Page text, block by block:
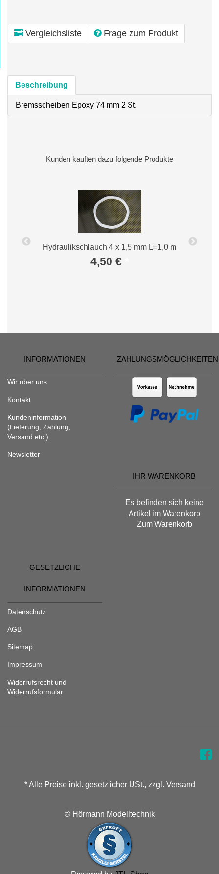
Vergleichsliste Frage zum Produkt
Beschreibung
Bremsscheiben Epoxy 74 mm 2 St.
Kunden kauften dazu folgende Produkte
Hydraulikschlauch 4 x 1,5 mm L=1,0 m
4,50 €
INFORMATIONEN
Wir über uns
Kontakt
Kundeninformation
(Lieferung, Zahlung,
Versand etc.)
Newsletter
ZAHLUNGSMÖGLICHKEITEN
IHR WARENKORB
Es befinden sich keine
Artikel im Warenkorb
Zum Warenkorb
GESETZLICHE
INFORMATIONEN
Datenschutz
AGB
Sitemap
Impressum
Widerrufsrecht und
Widerrufsformular
* Alle Preise inkl. gesetzlicher USt., zzgl. Versand
© Hörmann Modelltechnik